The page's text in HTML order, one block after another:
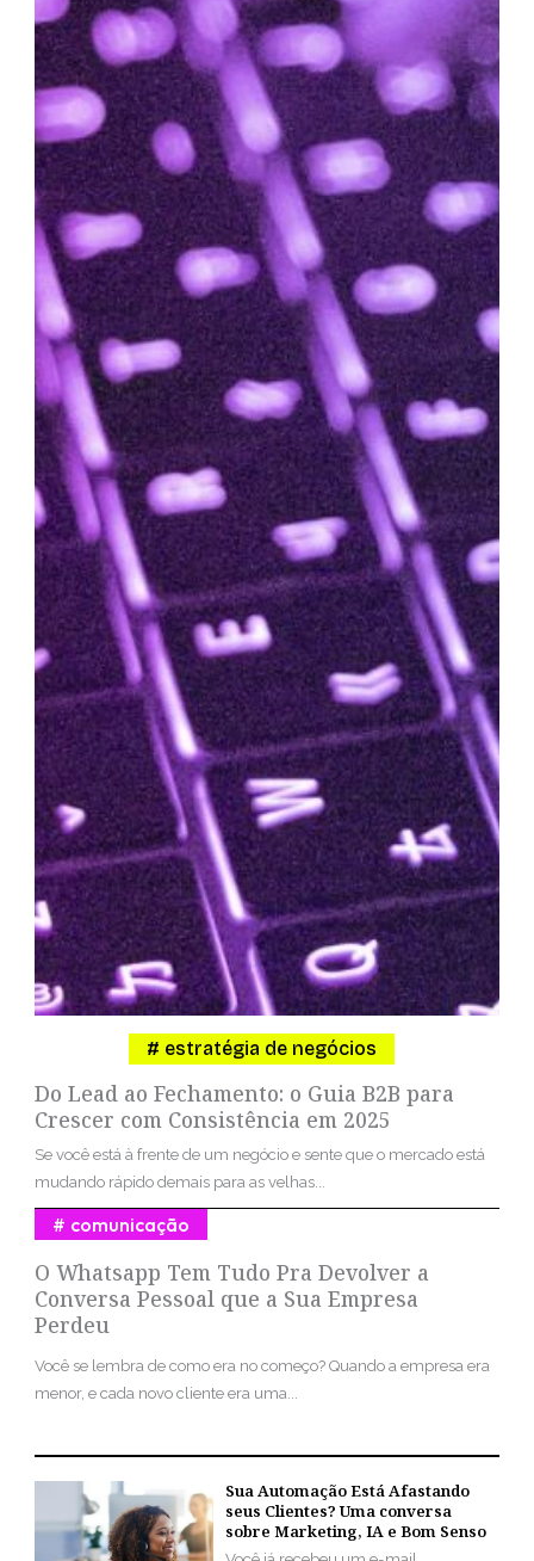
Do Lead ao Fechamento: o Guia B2B para
Crescer com Consistência em 2025
estratégia de negócios
Se você está à frente de um negócio e sente que o mercado está
mudando rápido demais para as velhas...
O Whatsapp Tem Tudo Pra Devolver a
Conversa Pessoal que a Sua Empresa
Perdeu
comunicação
Você se lembra de como era no começo? Quando a empresa era
menor, e cada novo cliente era uma...
Sua Automação Está Afastando
seus Clientes? Uma conversa
sobre Marketing, IA e Bom Senso